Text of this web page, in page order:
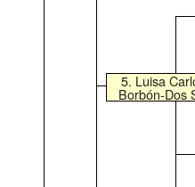
5. Luisa
Borbón-Dos